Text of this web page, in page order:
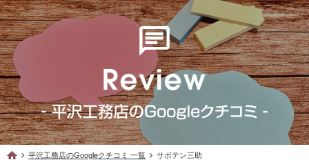
平沢工務店のGoogleクチコミ 一覧 サボテン三助